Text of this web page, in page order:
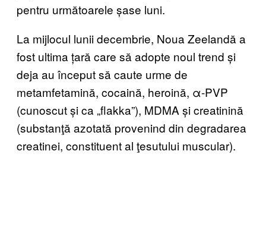
pentru următoarele șase luni.
La mijlocul lunii decembrie, Noua Zeelandă a
fost ultima țară care să adopte noul trend și
deja au început să caute urme de
metamfetamină, cocaină, heroină, α-PVP
(cunoscut și ca „flakka”), MDMA și creatinină
(substanţă azotată provenind din degra­darea
creatinei, constituent al ţesutului muscular).